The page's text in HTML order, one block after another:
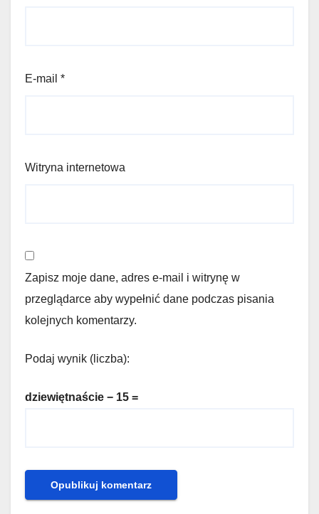
E-mail *
Witryna internetowa
Zapisz moje dane, adres e-mail i witrynę w
przeglądarce aby wypełnić dane podczas pisania
kolejnych komentarzy.
Podaj wynik (liczba):
dziewiętnaście − 15 =